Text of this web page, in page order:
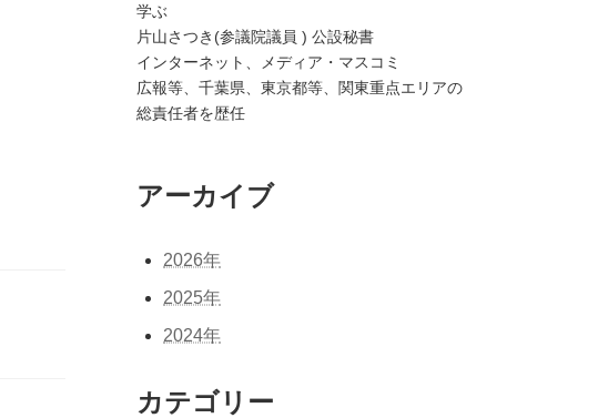
学ぶ
片山さつき(参議院議員 ) 公設秘書
インターネット、メディア・マスコミ
広報等、千葉県、東京都等、関東重点エリアの
総責任者を歴任
アーカイブ
2026年
2025年
2024年
カテゴリー